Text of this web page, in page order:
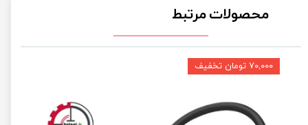
محصولات مرتبط
۷۰,۰۰۰ تومان تخفیف